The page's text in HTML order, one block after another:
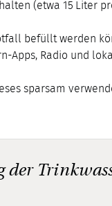
(etwa 15 Liter
befüllt werden
Apps, Radio und
sparsam
der